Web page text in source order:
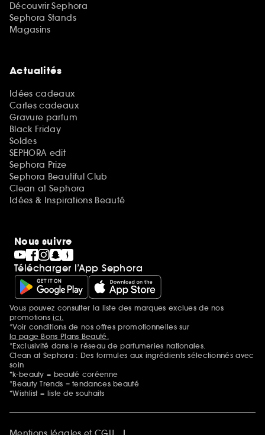
Découvrir Sephora
Sephora Stands
Magasins
Actualités
Idées cadeaux
Cartes cadeaux
Gravure parfum
Black Friday
Soldes
SEPHORA edit
Sephora Prize
Sephora Beautiful Club
Clean at Sephora
Idées & Inspirations Beauté
Nous suivre
Télécharger l’App Sephora
Mentions additionnelles
Vous pouvez consulter la liste des marques exclues de nos
promotionsici.
*Voir conditions de nos offres promotionnelles sur
la page Bons Plans Beauté.
*Exclusivité dans le réseau de parfumeries nationales.
Clean at Sephora : Des formules aux ingrédients sélectionnés avec
soin
*k-beauty = beauté coréenne
*Beauty Trends = tendances beauté
*Wishlist = liste de souhaits